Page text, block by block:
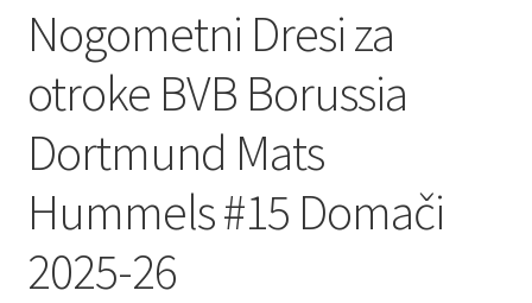
Nogometni Dresi za
otroke BVB Borussia
Dortmund Mats
Hummels #15 Domači
2025-26